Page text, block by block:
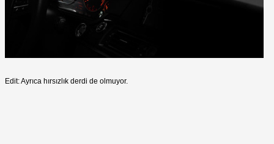
Edit: Ayrıca hırsızlık derdi de olmuyor.